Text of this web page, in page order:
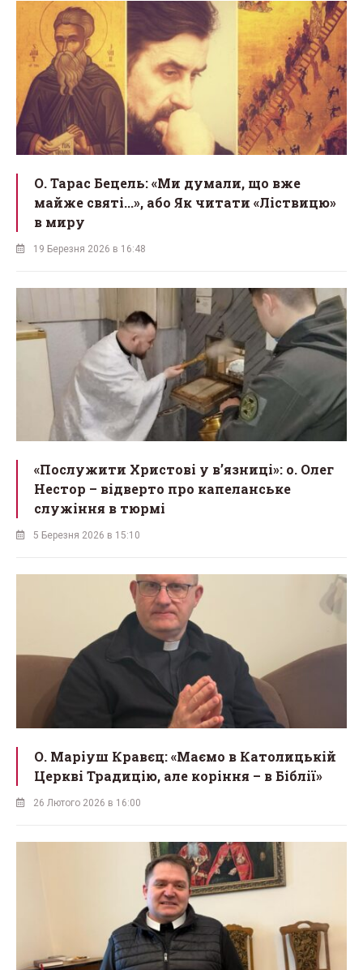
О. Тарас Бецель: «Ми думали, що вже
майже святі...», або Як читати «Ліствицю»
в миру
19 Березня 2026 в 16:48
«Послужити Христові у вʼязниці»: о. Олег
Нестор – відверто про капеланське
служіння в тюрмі
5 Березня 2026 в 15:10
О. Маріуш Кравєц: «Маємо в Католицькій
Церкві Традицію, але коріння – в Біблії»
26 Лютого 2026 в 16:00